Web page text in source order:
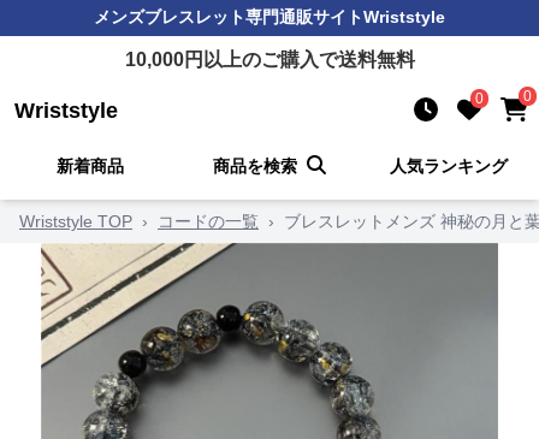
メンズブレスレット専門通販サイトWriststyle
10,000円以上のご購入で送料無料
Wriststyle 0 0
新着商品 商品を検索 人気ランキング
Wriststyle TOP › コードの一覧 › ブレスレットメンズ 神秘の月と